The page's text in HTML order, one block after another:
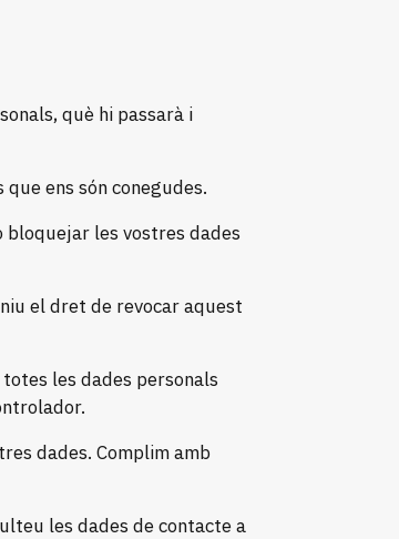
què hi passarà i
ens són conegudes.
les vostres dades
el dret de revocar aquest
les dades personals
dades. Complim amb
les dades de contacte a